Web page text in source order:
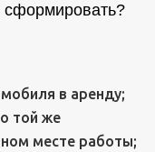
сформировать?
в аренду;
той же
месте работы;